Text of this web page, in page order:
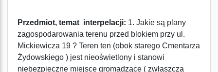
Przedmiot, temat interpelacji: 1. Jakie są plany
zagospodarowania terenu przed blokiem przy ul.
Mickiewicza 19 ? Teren ten (obok starego Cmentarza
Żydowskiego ) jest nieoświetlony i stanowi
niebezpieczne miejsce gromadzące ( zwłaszcza